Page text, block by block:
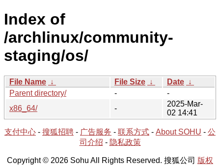
Index of
/archlinux/community-
staging/os/
File Name ↓ File Size ↓ Date ↓
Parent directory/
-
-
x86_64/
-
2025-Mar-
02 14:41
支付中心 - 搜狐招聘 - 广告服务 - 联系方式 - About SOHU - 公
司介绍 - 隐私政策
Copyright © 2026 Sohu All Rights Reserved. 搜狐公司 版权